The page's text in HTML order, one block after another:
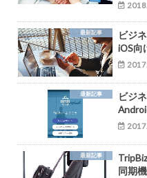
最新記事
ビジ
iOS向
最新記事
ビジ
最新記事
同期